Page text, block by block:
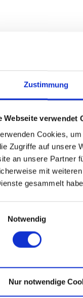
Zustimmung
Webseite verwendet
Cookies,
Zugriffe auf unsere
an unsere Partner
mit
gesammelt
Notwendig
Nur notwendige